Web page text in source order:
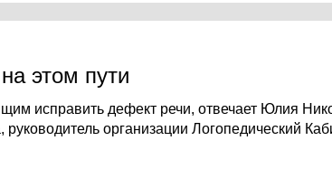
этом пути
исправить дефект речи, отвечает Юлия
организации Логопедический